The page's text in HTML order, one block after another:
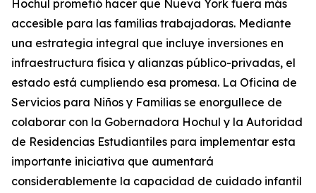
Hochul prometió hacer que Nueva York fuera más
accesible para las familias trabajadoras. Mediante
una estrategia integral que incluye inversiones en
infraestructura física y alianzas público-privadas, el
estado está cumpliendo esa promesa. La Oficina de
Servicios para Niños y Familias se enorgullece de
colaborar con la Gobernadora Hochul y la Autoridad
de Residencias Estudiantiles para implementar esta
importante iniciativa que aumentará
considerablemente la capacidad de cuidado infantil